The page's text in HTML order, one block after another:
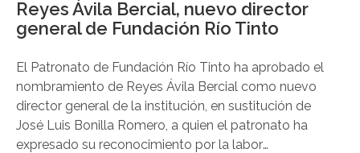
Reyes Ávila Bercial, nuevo director
general de Fundación Río Tinto
El Patronato de Fundación Río Tinto ha aprobado el
nombramiento de Reyes Ávila Bercial como nuevo
director general de la institución, en sustitución de
José Luis Bonilla Romero, a quien el patronato ha
expresado su reconocimiento por la labor